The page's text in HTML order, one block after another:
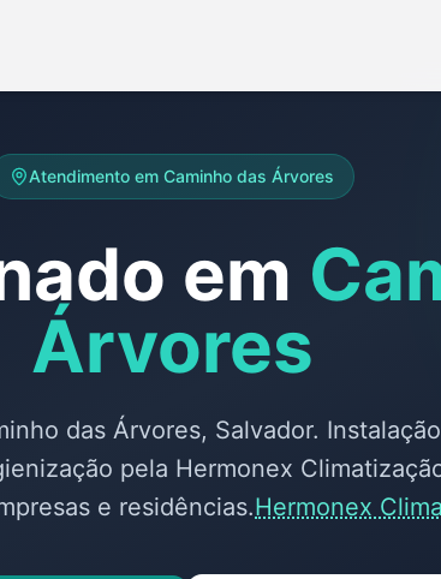
Atendimento em Caminho das Árvores
em
Árvores
das Árvores, Salvador.
pela Hermonex
e residências.Hermonex